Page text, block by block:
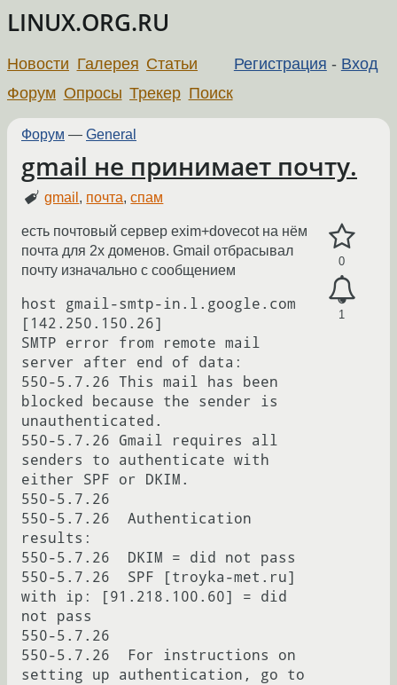
LINUX.ORG.RU
Регистрация - Вход
Новости Галерея Статьи
Форум Опросы Трекер Поиск
Форум — General
gmail не принимает почту.
gmail , почта,спам
0
1
есть почтовый сервер exim+dovecot на нём
почта для 2х доменов. Gmail отбрасывал
почту изначально с сообщением
host gmail-smtp-in.l.google.com
[142.250.150.26]
SMTP error from remote mail
server after end of data:
550-5.7.26 This mail has been
blocked because the sender is
unauthenticated.
550-5.7.26 Gmail requires all
senders to authenticate with
either SPF or DKIM.
550-5.7.26
550-5.7.26  Authentication
results:
550-5.7.26  DKIM = did not pass
550-5.7.26  SPF [troyka-met.ru]
with ip: [91.218.100.60] = did
not pass
550-5.7.26
550-5.7.26  For instructions on
setting up authentication, go to